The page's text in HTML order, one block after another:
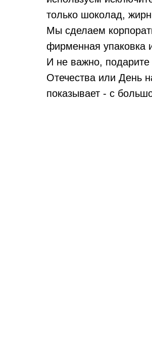
только шоколад,
Мы сделаем
фирменная упаковка
И не важно,
Отечества или День
показывает - с